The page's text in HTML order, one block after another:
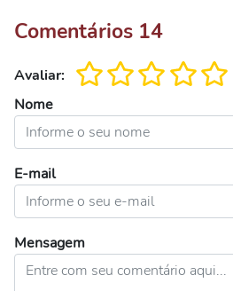
Comentários 14
Avaliar:
Nome
E-mail
Mensagem